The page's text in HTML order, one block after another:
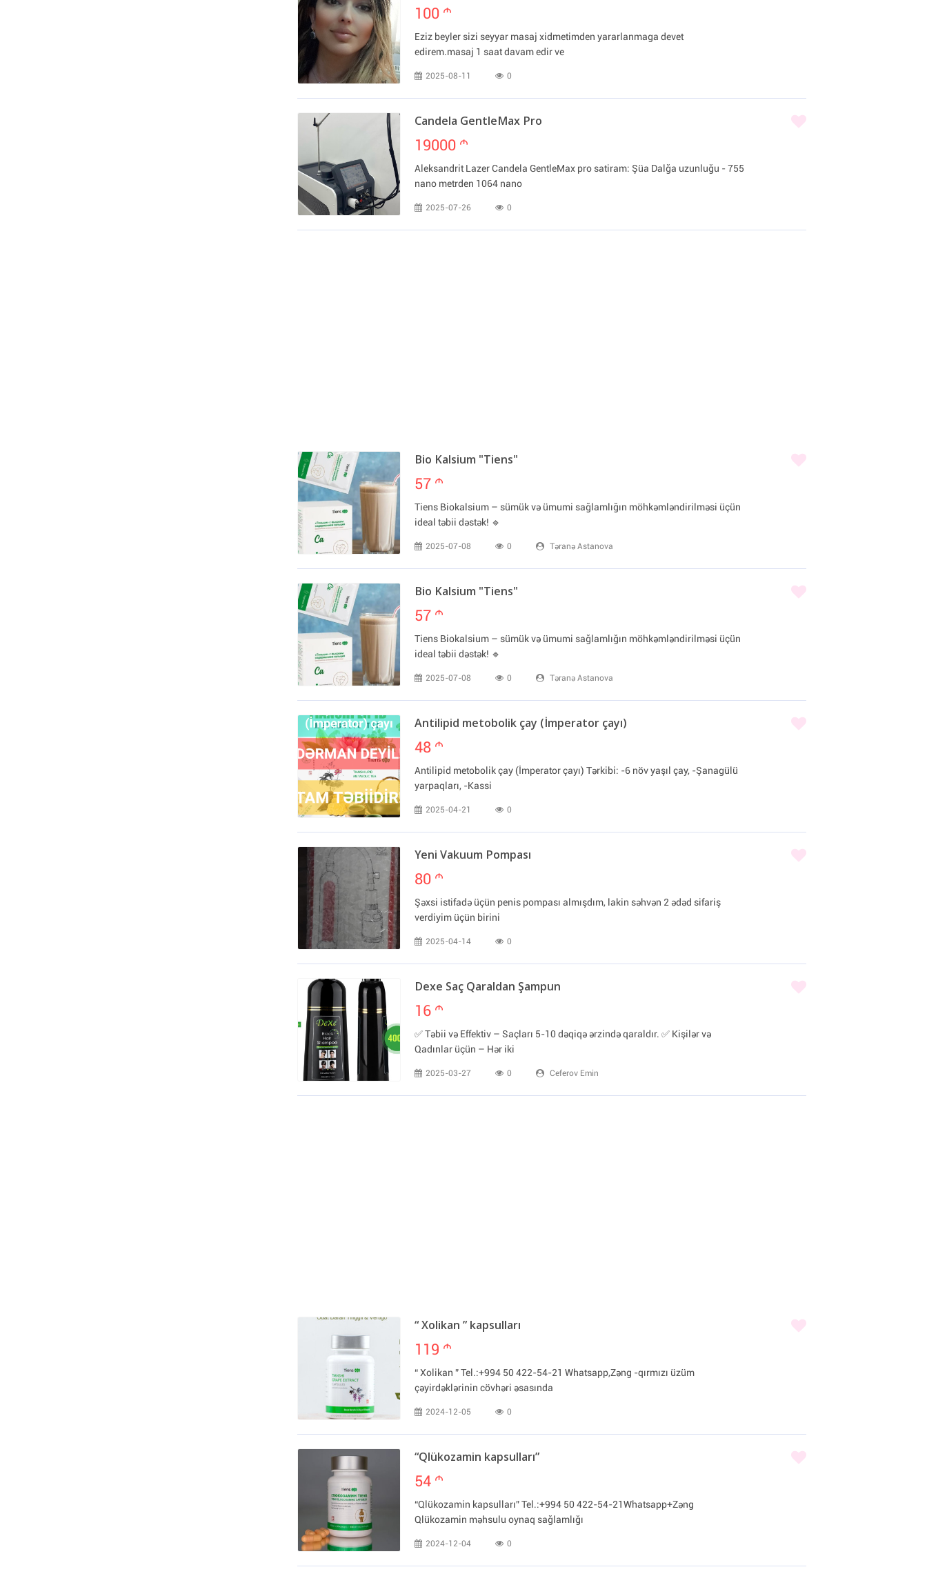
100 m
Eziz beyler sizi seyyar masaj xidmetimden yararlanmaga devet
edirem.masaj 1 saat davam edir ve
2025-08-11 0
Candela GentleMax Pro
19000 m
Aleksandrit Lazer Candela GentleMax pro satiram: Şüa Dalğa uzunluğu - 755
nano metrden 1064 nano
2025-07-26 0
Bio Kalsium "Tiens"
57 m
Tiens Biokalsium – sümük və ümumi sağlamlığın möhkəmləndirilməsi üçün
ideal təbii dəstək! 🔹
2025-07-08 0 Təranə Astanova
Bio Kalsium "Tiens"
57 m
Tiens Biokalsium – sümük və ümumi sağlamlığın möhkəmləndirilməsi üçün
ideal təbii dəstək! 🔹
2025-07-08 0 Təranə Astanova
Antilipid metobolik çay (İmperator çayı)
48 m
Antilipid metobolik çay (İmperator çayı) Tərkibi: -6 növ yaşıl çay, -Şanagülü
yarpaqları, -Kassi
2025-04-21 0
Yeni Vakuum Pompası
80 m
Şəxsi istifadə üçün penis pompası almışdım, lakin səhvən 2 ədəd sifariş
verdiyim üçün birini
2025-04-14 0
Dexe Saç Qaraldan Şampun
16 m
✅ Təbii və Effektiv – Saçları 5-10 dəqiqə ərzində qaraldır. ✅ Kişilər və
Qadınlar üçün – Hər iki
2025-03-27 0 Ceferov Emin
“ Xolikan ” kapsulları
119 m
“ Xolikan ” Tel.:+994 50 422-54-21 Whatsapp,Zəng -qırmızı üzüm
çəyirdəklərinin cövhəri əsasında
2024-12-05 0
“Qlükozamin kapsulları”
54 m
“Qlükozamin kapsulları” Tel.:+994 50 422-54-21Whatsapp+Zəng
Qlükozamin məhsulu oynaq sağlamlığı
2024-12-04 0